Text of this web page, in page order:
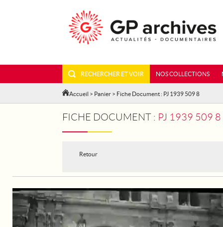
RECHERCHER ET VOIR NOS COLLECTIONS
Accueil > Panier > Fiche Document : PJ 1939 509 8
FICHE DOCUMENT : PJ 1939 509 8
Retour